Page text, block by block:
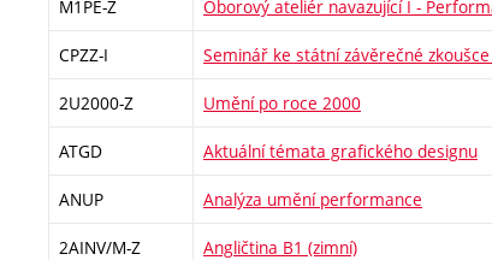
M1PE-Z Oborový ateliér navazující I -
CPZZ-I Seminář ke státní závěrečné zkoušce
2U2000-Z Umění po roce 2000
ATGD Aktuální témata grafického designu
ANUP Analýza umění performance
2AINV/M-Z Angličtina B1 (zimní)